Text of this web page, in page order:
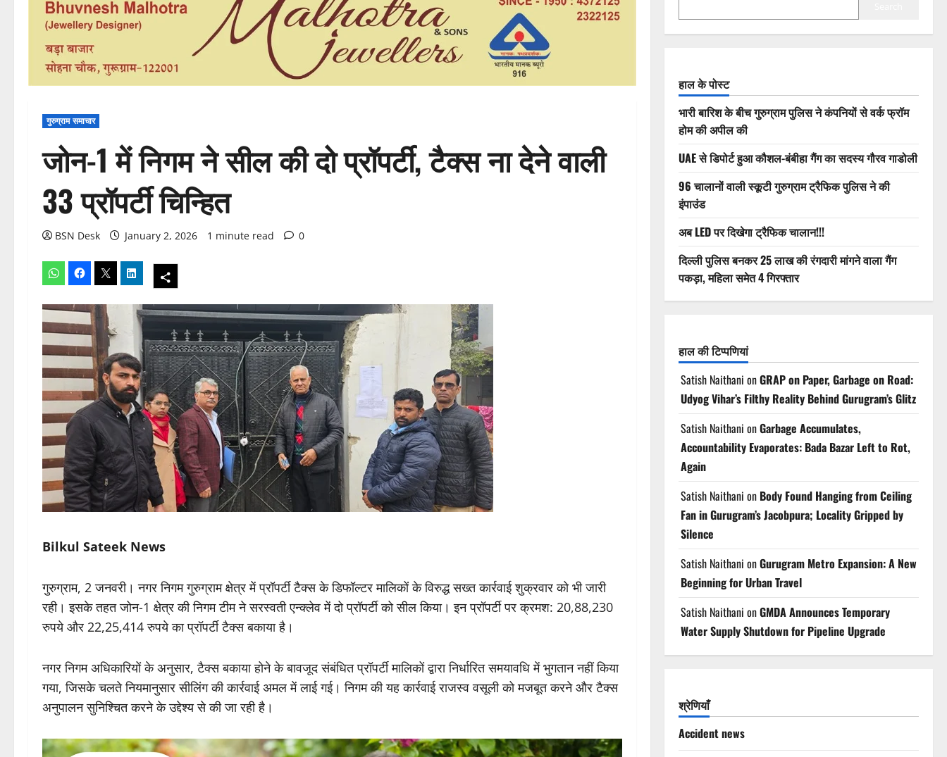
गुरुग्राम समाचार
जोन-1 में निगम ने सील की दो प्रॉपर्टी, टैक्स ना देने वाली
33 प्रॉपर्टी चिन्हित
BSN Desk January 2, 2026 1 minute read 0
Bilkul Sateek News
गुरुग्राम, 2 जनवरी। नगर निगम गुरुग्राम क्षेत्र में प्रॉपर्टी टैक्स के डिफॉल्टर मालिकों के विरुद्ध सख्त कार्रवाई शुक्रवार को भी जारी
रही। इसके तहत जोन-1 क्षेत्र की निगम टीम ने सरस्वती एन्क्लेव में दो प्रॉपर्टी को सील किया। इन प्रॉपर्टी पर क्रमश: 20,88,230
रुपये और 22,25,414 रुपये का प्रॉपर्टी टैक्स बकाया है।
नगर निगम अधिकारियों के अनुसार, टैक्स बकाया होने के बावजूद संबंधित प्रॉपर्टी मालिकों द्वारा निर्धारित समयावधि में भुगतान नहीं किया
गया, जिसके चलते नियमानुसार सीलिंग की कार्रवाई अमल में लाई गई। निगम की यह कार्रवाई राजस्व वसूली को मजबूत करने और टैक्स
अनुपालन सुनिश्चित करने के उद्देश्य से की जा रही है।
हाल के पोस्ट
भारी बारिश के बीच गुरुग्राम पुलिस ने कंपनियों से वर्क फ्रॉम
होम की अपील की
UAE से डिपोर्ट हुआ कौशल-बंबीहा गैंग का सदस्य गौरव गाडोली
96 चालानों वाली स्कूटी गुरुग्राम ट्रैफिक पुलिस ने की
इंपाउंड
अब LED पर दिखेगा ट्रैफिक चालान!!!
दिल्ली पुलिस बनकर 25 लाख की रंगदारी मांगने वाला गैंग
पकड़ा, महिला समेत 4 गिरफ्तार
हाल की टिप्पणियां
Satish Naithani onGRAP on Paper, Garbage on Road:
Udyog Vihar’s Filthy Reality Behind Gurugram’s Glitz
Satish Naithani onGarbage Accumulates,
Accountability Evaporates: Bada Bazar Left to Rot,
Again
Satish Naithani on Body Found Hanging from Ceiling
Fan in Gurugram’s Jacobpura; Locality Gripped by
Silence
Satish Naithani onGurugram Metro Expansion: A New
Beginning for Urban Travel
Satish Naithani onGMDA Announces Temporary
Water Supply Shutdown for Pipeline Upgrade
श्रेणियाँ
Accident news